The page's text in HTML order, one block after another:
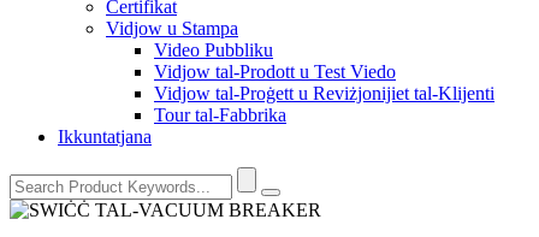
Ċertifikat
Vidjow u Stampa
Video Pubbliku
Vidjow tal-Prodott u Test Viedo
Vidjow tal-Proġett u Reviżjonijiet tal-Klijenti
Tour tal-Fabbrika
Ikkuntatjana